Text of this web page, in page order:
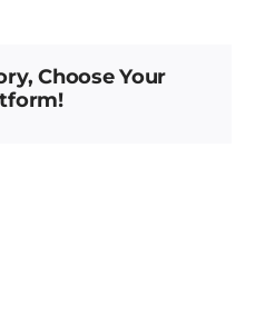
Choose Your